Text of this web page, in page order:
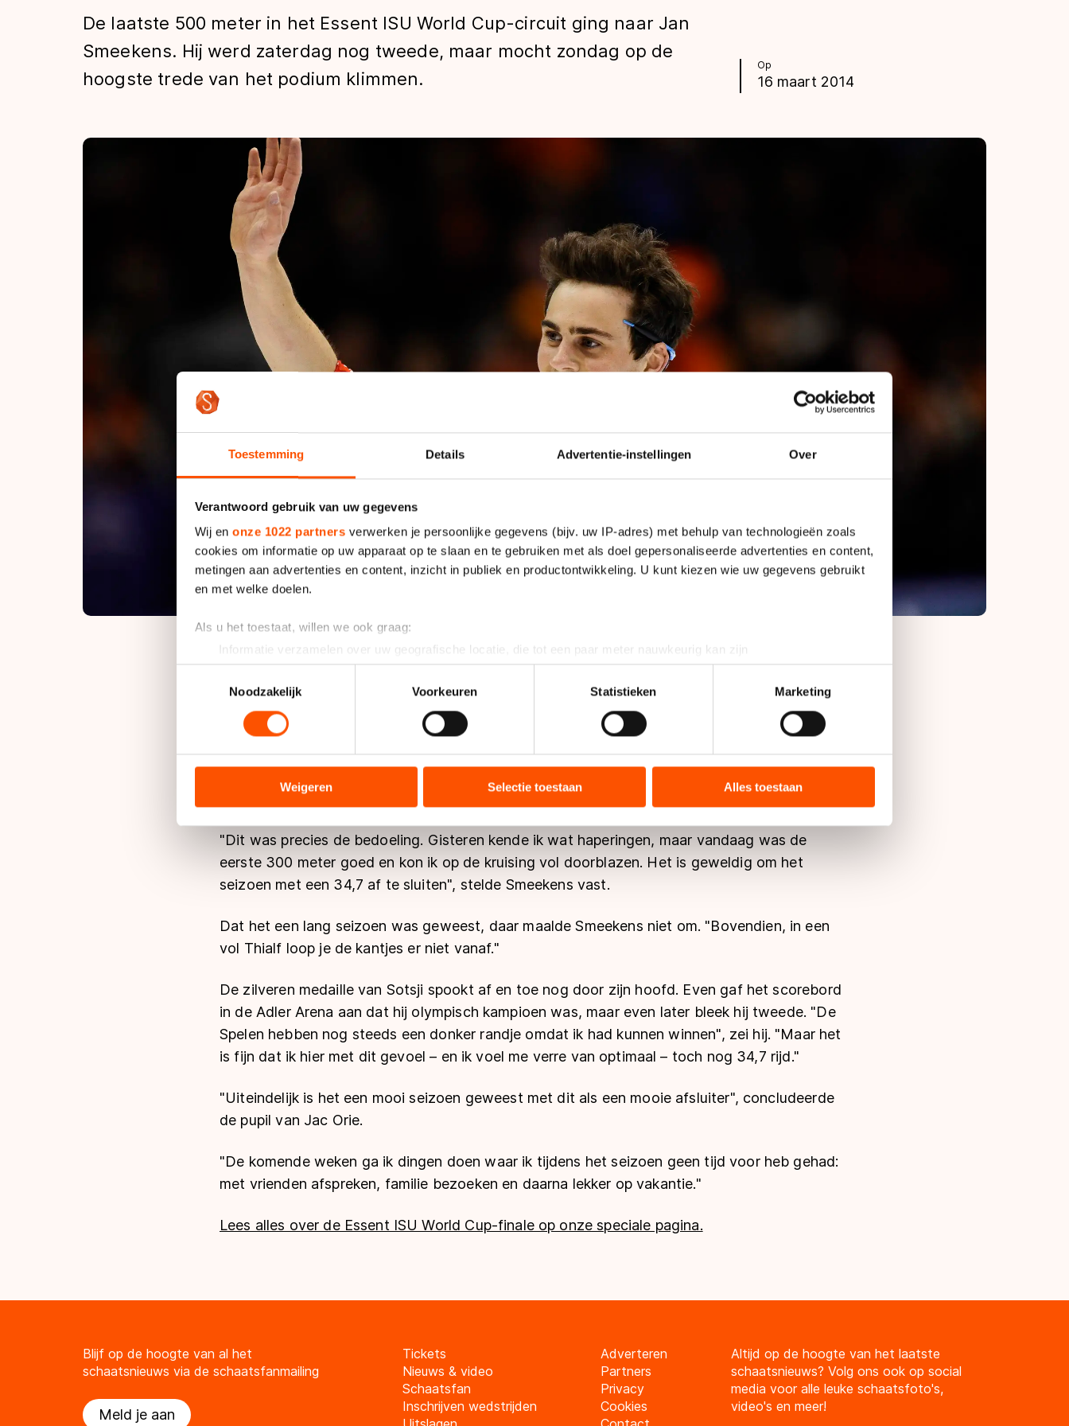
Toestemming Details Advertentie-instellingen Over
Verantwoord gebruik van uw gegevens
Wij en onze 1022 partners verwerken je persoonlijke gegevens (bijv. uw IP-adres) met behulp van technologieën zoals
cookies om informatie op uw apparaat op te slaan en te gebruiken met als doel gepersonaliseerde advertenties en content,
metingen aan advertenties en content, inzicht in publiek en productontwikkeling. U kunt kiezen wie uw gegevens gebruikt
en met welke doelen.
Als u het toestaat, willen we ook graag:
Informatie verzamelen over uw geografische locatie, die tot een paar meter nauwkeurig kan zijn
Uw apparaat identificeren door het actief te scannen op specifieke eigenschappen (fingerprinting)
Lees meer over hoe uw persoonlijke gegevens worden verwerkt en stel uw voorkeuren in het
detailgedeeltein. U kunt uw
toestemming op elk moment wijzigen of intrekken in de Cookieverklaring.
analyseren. We delen informatie over uw gebruik van onze site met onze partners voor social media, advertenties en
analyse. Zij kunnen deze combineren met andere gegevens die u aan hen heeft verstrekt of die zij hebben verzameld via
hun services. Sommige partners kunnen gegevens doorgeven aan landen buiten de EU, zoals de VS, waar mogelijk geen
adequaat beschermingsniveau geldt volgens de GDPR. Door op ‘Toestaan’ te klikken, stemt u in met deze overdracht.
Meer informatie vindt u in onscookiebeleid.
Noodzakelijk
Voorkeuren Statistieken Marketing
Weigeren Selectie toestaan Alles toestaan
Tijden & historie
De weg op
Schaatsfans
Olympische Spelen
Op
16 maart 2014
De laatste 500 meter in het Essent ISU World Cup-circuit ging naar Jan
Smeekens. Hij werd zaterdag nog tweede, maar mocht zondag op de
hoogste trede van het podium klimmen.
Met zijn zege loste Smeekens de belofte in dat hij zondag harder kon rijden dan zaterdag. De
opening, zo stelde hij na de eerste 500 meter van het weekend, zou nog een tiende van een
seconde harder moeten kunnen. Ook in zijn volle ronde zat nog ruimte.
(25,1) was rapper dan zaterdag.
"Dit was precies de bedoeling. Gisteren kende ik wat haperingen, maar vandaag was de
eerste 300 meter goed en kon ik op de kruising vol doorblazen. Het is geweldig om het
seizoen met een 34,7 af te sluiten", stelde Smeekens vast.
Dat het een lang seizoen was geweest, daar maalde Smeekens niet om. "Bovendien, in een
vol Thialf loop je de kantjes er niet vanaf."
De zilveren medaille van Sotsji spookt af en toe nog door zijn hoofd. Even gaf het scorebord
in de Adler Arena aan dat hij olympisch kampioen was, maar even later bleek hij tweede. "De
Spelen hebben nog steeds een donker randje omdat ik had kunnen winnen", zei hij. "Maar het
is fijn dat ik hier met dit gevoel – en ik voel me verre van optimaal – toch nog 34,7 rijd."
"Uiteindelijk is het een mooi seizoen geweest met dit als een mooie afsluiter", concludeerde
de pupil van Jac Orie.
"De komende weken ga ik dingen doen waar ik tijdens het seizoen geen tijd voor heb gehad:
met vrienden afspreken, familie bezoeken en daarna lekker op vakantie."
Lees alles over de Essent ISU World Cup-finale op onze speciale pagina.
Blijf op de hoogte van al het
schaatsnieuws via de schaatsfanmailing
Meld je aan
Tickets
Nieuws & video
Schaatsfan
Inschrijven wedstrijden
Adverteren
Partners
Privacy
Cookies
Altijd op de hoogte van het laatste
schaatsnieuws? Volg ons ook op social
media voor alle leuke schaatsfoto's,
video's en meer!